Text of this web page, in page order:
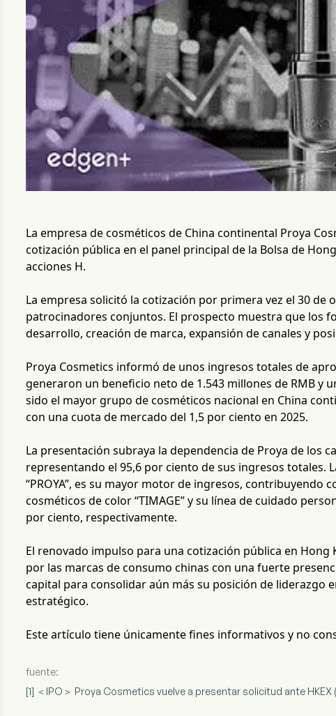
La empresa de cosméticos de China continental Proya
cotización pública en el panel principal de la Bolsa de
acciones H.
La empresa solicitó la cotización por primera vez el 30 de
patrocinadores conjuntos. El prospecto muestra que los
desarrollo, creación de marca, expansión de canales y
Proya Cosmetics informó de unos ingresos totales de
generaron un beneficio neto de 1.543 millones de RMB y
sido el mayor grupo de cosméticos nacional en China
con una cuota de mercado del 1,5 por ciento en 2025.
La presentación subraya la dependencia de Proya de los
representando el 95,6 por ciento de sus ingresos totales.
“PROYA”, es su mayor motor de ingresos, contribuyendo
cosméticos de color “TIMAGE” y su línea de cuidado
por ciento, respectivamente.
El renovado impulso para una cotización pública en
por las marcas de consumo chinas con una fuerte
capital para consolidar aún más su posición de liderazgo
estratégico.
Este artículo tiene únicamente fines informativos y no
fuente:
[1] ＜IPO＞ Proya Cosmetics vuelve a presentar solicitud ante